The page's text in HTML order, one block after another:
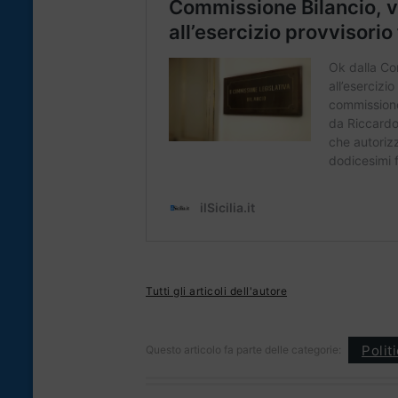
Tutti gli articoli dell'autore
Questo articolo fa parte delle categorie: